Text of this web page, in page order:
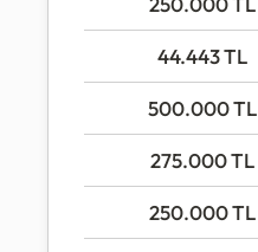
44.443TL
500.000TL
275.000TL
250.000TL